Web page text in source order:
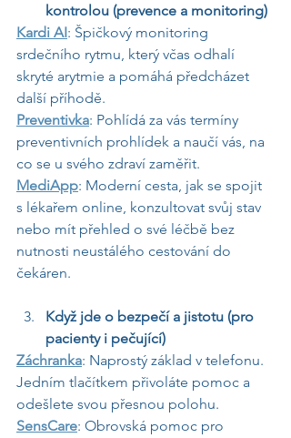
kontrolou (prevence a monitoring)
Kardi AI: Špičkový monitoring
srdečního rytmu, který včas odhalí
skryté arytmie a pomáhá předcházet
další příhodě.
Preventivka: Pohlídá za vás termíny
preventivních prohlídek a naučí vás, na
co se u svého zdraví zaměřit.
MediApp: Moderní cesta, jak se spojit
s lékařem online, konzultovat svůj stav
nebo mít přehled o své léčbě bez
nutnosti neustálého cestování do
čekáren.
Když jde o bezpečí a jistotu (pro
pacienty i pečující)
Záchranka: Naprostý základ v telefonu.
Jedním tlačítkem přivoláte pomoc a
odešlete svou přesnou polohu.
SensCare: Obrovská pomoc pro